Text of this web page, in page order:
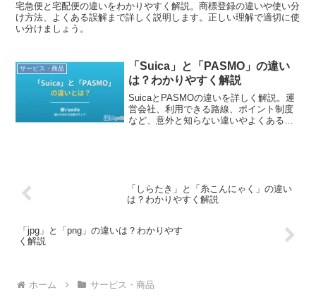
宅急便と宅配便の違いをわかりやすく解説。商標登録の違いや使い分
け方法、よくある誤解まで詳しく説明します。正しい理解で適切に使
い分けましょう。
サービス・商品
「Suica」と「PASMO」の違い
は？わかりやすく解説
SuicaとPASMOの違いを詳しく解説。運
営会社、利用できる路線、ポイント制度
など、意外と知らない違いやよくある誤
「しらたき」と「糸こんにゃく」の違い
は？わかりやすく解説
「jpg」と「png」の違いは？わかりやす
く解説
ホーム サービス・商品